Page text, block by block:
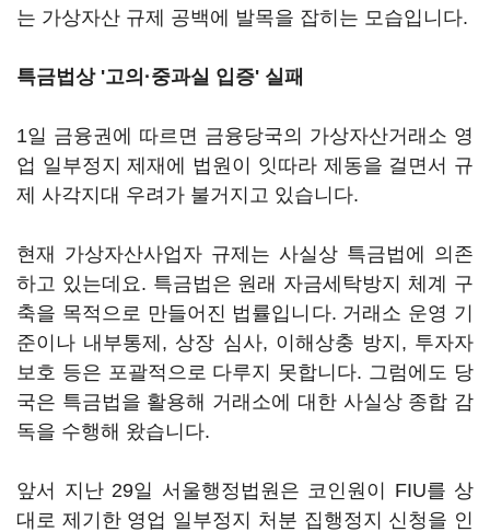
는 가상자산 규제 공백에 발목을 잡히는 모습입니다.
특금법상 '고의·중과실 입증' 실패
1일 금융권에 따르면 금융당국의 가상자산거래소 영
업 일부정지 제재에 법원이 잇따라 제동을 걸면서 규
제 사각지대 우려가 불거지고 있습니다.
현재 가상자산사업자 규제는 사실상 특금법에 의존
하고 있는데요. 특금법은 원래 자금세탁방지 체계 구
축을 목적으로 만들어진 법률입니다. 거래소 운영 기
준이나 내부통제, 상장 심사, 이해상충 방지, 투자자
보호 등은 포괄적으로 다루지 못합니다. 그럼에도 당
국은 특금법을 활용해 거래소에 대한 사실상 종합 감
독을 수행해 왔습니다.
앞서 지난 29일 서울행정법원은 코인원이 FIU를 상
대로 제기한 영업 일부정지 처분 집행정지 신청을 인